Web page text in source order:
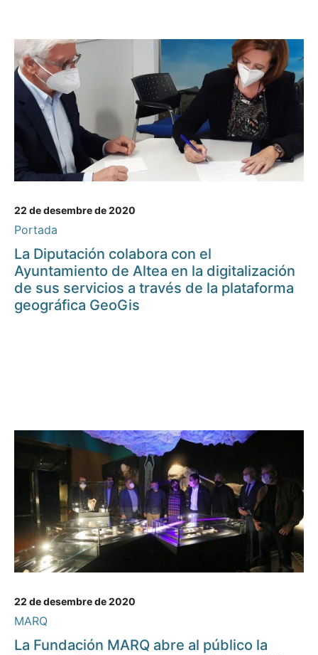
22 de desembre de 2020
Portada
La Diputación colabora con el
Ayuntamiento de Altea en la digitalización
de sus servicios a través de la plataforma
geográfica GeoGis
22 de desembre de 2020
MARQ
La Fundación MARQ abre al público la